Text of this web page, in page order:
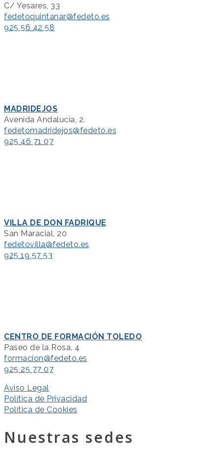
C/ Yesares, 33
fedetoquintanar@fedeto.es
925 56 42 58
MADRIDEJOS
Avenida Andalucía, 2.
fedetomadridejos@fedeto.es
925 46 71 07
VILLA DE DON FADRIQUE
San Maracial, 20
fedetovilla@fedeto.es
925 19 57 53
CENTRO DE FORMACIÓN TOLEDO
Paseo de la Rosa, 4
formacion@fedeto.es
925 25 77 07
Aviso Legal
Política de Privacidad
Política de Cookies
Nuestras sedes